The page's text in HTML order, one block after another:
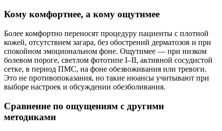
Кому комфортнее, а кому ощутимее
Более комфортно переносят процедуру пациенты с плотной
кожей, отсутствием загара, без обострений дерматозов и при
спокойном эмоциональном фоне. Ощутимее — при низком
болевом пороге, светлом фототипе I–II, активной сосудистой
сетке, в период ПМС, на фоне обезвоживания или тревоги.
Это не противопоказания, но такие нюансы учитывают при
выборе настроек и обсуждении обезболивания.
Сравнение по ощущениям с другими
методиками